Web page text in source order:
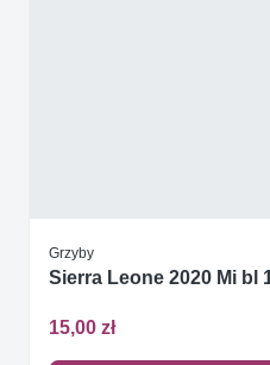
Grzyby
Sierra Leone 2020 Mi bl
15,00 zł